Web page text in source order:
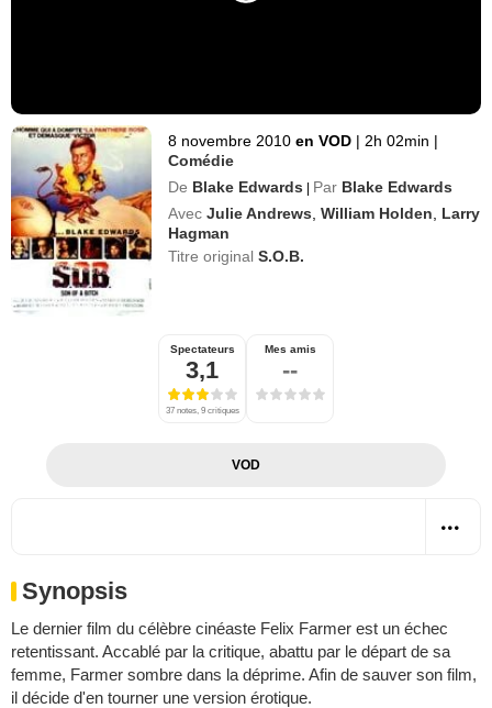
8 novembre 2010 en VOD | 2h 02min |
Comédie
De Blake Edwards | Par Blake Edwards
Avec Julie Andrews ,William Holden
Larry
Hagman
Titre originalS.O.B.
Spectateurs
3,1
37 notes, 9 critiques
Mes amis
--
VOD
Synopsis
Le dernier film du célèbre cinéaste Felix Farmer est un échec
retentissant. Accablé par la critique, abattu par le départ de sa
femme, Farmer sombre dans la déprime. Afin de sauver son film,
il décide d'en tourner une version érotique.